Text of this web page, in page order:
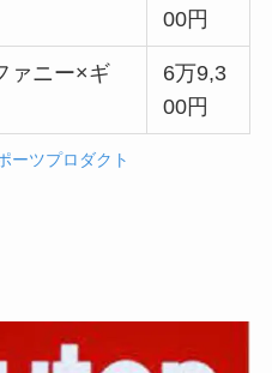
00円
ァニー×ギ
6万9,3
00円
ーツプロダクト